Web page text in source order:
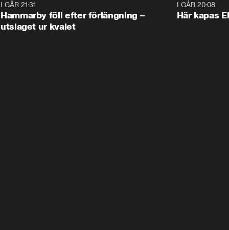
I GÅR 21:31
Hammarby föll efter förlängning –
utslaget ur kvalet
I GÅR 20:08
Här kapas